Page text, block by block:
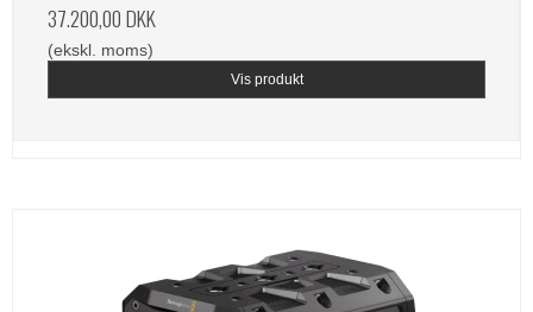
37.200,00 DKK
(ekskl. moms)
Vis produkt